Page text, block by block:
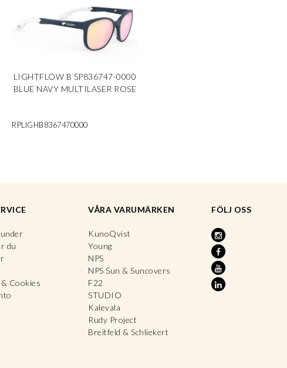
LIGHTFLOW B SP836747-0000
BLUE NAVY MULTILASER ROSE
RPLIGHB8367470000
VÅRA VARUMÄRKEN
KunoQvist
Young
NPS
NPS Sun & Suncovers
F22
STUDIO
Kalevala
Rudy Project
Breitfeld & Schliekert
FÖLJ OSS
du
Cookies